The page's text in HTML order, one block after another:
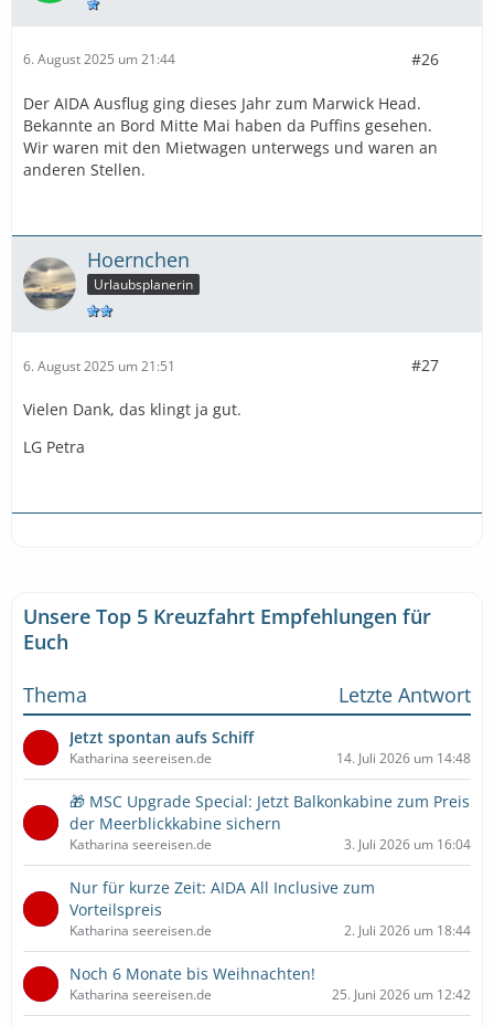
6. August 2025 um 21:44 #26
Der AIDA Ausflug ging dieses Jahr zum Marwick Head.
Bekannte an Bord Mitte Mai haben da Puffins gesehen.
Wir waren mit den Mietwagen unterwegs und waren an
anderen Stellen.
Hoernchen
Urlaubsplanerin
6. August 2025 um 21:51 #27
Vielen Dank, das klingt ja gut.
LG Petra
Unsere Top 5 Kreuzfahrt Empfehlungen für
Euch
Thema
Letzte Antwort
Jetzt spontan aufs Schiff
Katharina seereisen.de 14. Juli 2026 um 14:48
🎁 MSC Upgrade Special: Jetzt Balkonkabine zum Preis
der Meerblickkabine sichern
Katharina seereisen.de 3. Juli 2026 um 16:04
Nur für kurze Zeit: AIDA All Inclusive zum
Vorteilspreis
Katharina seereisen.de 2. Juli 2026 um 18:44
Noch 6 Monate bis Weihnachten!
Katharina seereisen.de 25. Juni 2026 um 12:42